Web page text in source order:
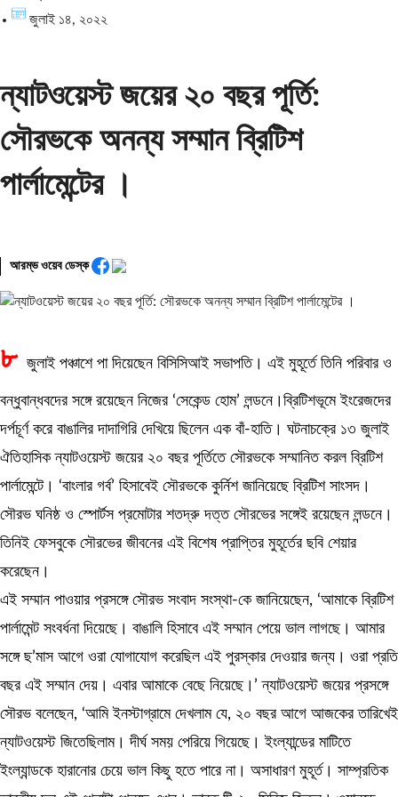
জুলাই ১৪, ২০২২
ন্যাটওয়েস্ট জয়ের ২০ বছর পূর্তি:
সৌরভকে অনন্য সম্মান ব্রিটিশ
পার্লামেন্টের ।
আরম্ভ ওয়েব ডেস্ক
৮ জুলাই পঞ্চাশে পা দিয়েছেন বিসিসিআই সভাপতি। এই মুহূর্তে তিনি পরিবার ও
বন্ধুবান্ধবদের সঙ্গে রয়েছেন নিজের ‘সেকেন্ড হোম’ লন্ডনে।ব্রিটিশভূমে ইংরেজদের
দর্পচূর্ণ করে বাঙালির দাদাগিরি দেখিয়ে ছিলেন এক বাঁ-হাতি। ঘটনাচক্রে ১৩ জুলাই
ঐতিহাসিক ন্যাটওয়েস্ট জয়ের ২০ বছর পূর্তিতে সৌরভকে সম্মানিত করল ব্রিটিশ
পার্লামেন্টে। ‘বাংলার গর্ব’ হিসাবেই সৌরভকে কুর্নিশ জানিয়েছে ব্রিটিশ সাংসদ।
সৌরভ ঘনিষ্ঠ ও স্পোর্টস প্রমোটার শতদ্রু দত্ত সৌরভের সঙ্গেই রয়েছেন লন্ডনে।
তিনিই ফেসবুকে সৌরভের জীবনের এই বিশেষ প্রাপ্তির মুহূর্তের ছবি শেয়ার
করেছেন।
এই সম্মান পাওয়ার প্রসঙ্গে সৌরভ সংবাদ সংস্থা-কে জানিয়েছেন, ‘আমাকে ব্রিটিশ
পার্লামেন্ট সংবর্ধনা দিয়েছে। বাঙালি হিসাবে এই সম্মান পেয়ে ভাল লাগছে। আমার
সঙ্গে ছ’মাস আগে ওরা যোগাযোগ করেছিল এই পুরস্কার দেওয়ার জন্য। ওরা প্রতি
বছর এই সম্মান দেয়। এবার আমাকে বেছে নিয়েছে।’ ন্যাটওয়েস্ট জয়ের প্রসঙ্গে
সৌরভ বলেছেন, ‘আমি ইনস্টাগ্রামে দেখলাম যে, ২০ বছর আগে আজকের তারিখেই
ন্যাটওয়েস্ট জিতেছিলাম। দীর্ঘ সময় পেরিয়ে গিয়েছে। ইংল্যান্ডের মাটিতে
ইংল্যান্ডকে হারানোর চেয়ে ভাল কিছু হতে পারে না। অসাধারণ মুহূর্ত। সাম্প্রতিক